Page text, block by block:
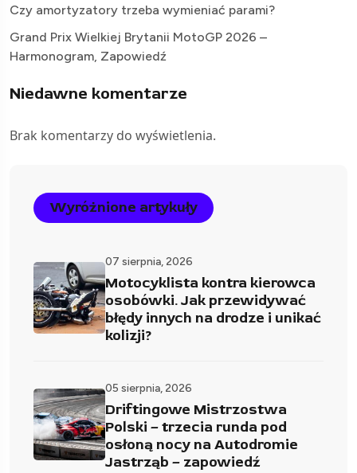
Czy amortyzatory trzeba wymieniać parami?
Grand Prix Wielkiej Brytanii MotoGP 2026 –
Harmonogram, Zapowiedź
Niedawne komentarze
Brak komentarzy do wyświetlenia.
Wyróżnione artykuły
07 sierpnia, 2026
Motocyklista kontra kierowca
osobówki. Jak przewidywać
błędy innych na drodze i unikać
kolizji?
05 sierpnia, 2026
Driftingowe Mistrzostwa
Polski – trzecia runda pod
osłoną nocy na Autodromie
Jastrząb – zapowiedź